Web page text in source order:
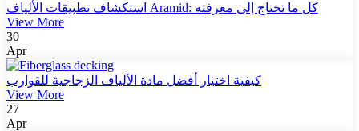
استكشاف تطبيقات الألياف Aramid: كل ما تحتاج إلى معرفته
View More
30
Apr
كيفية اختيار أفضل مادة الألياف الزجاجية للقوارب
View More
27
Apr